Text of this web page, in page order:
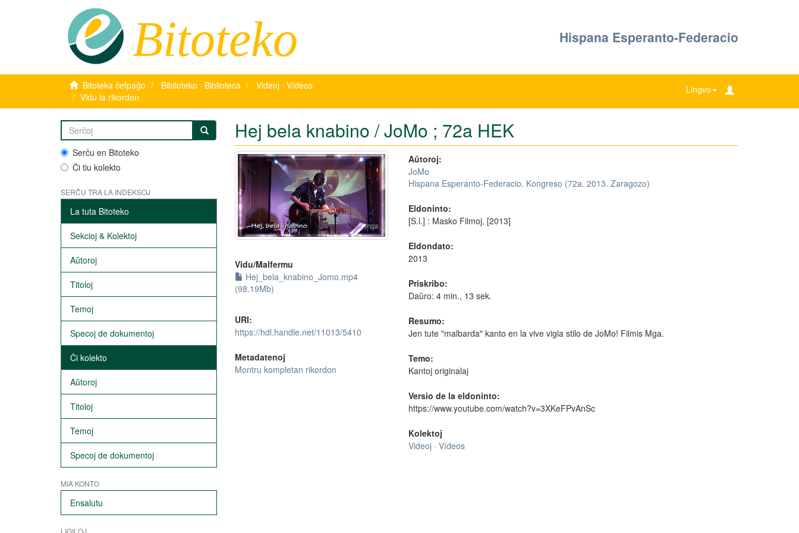
Bitoteko Hispana Esperanto-Federacio
Bitoteka ĉefpaĝo Biblioteko · Biblioteca
Videoj · Vídeos
Vidu la rikordon
Lingvo
Serĉu en Bitoteko
Ĉi tiu kolekto
SERĈU TRA LA INDEKSOJ
La tuta Bitoteko
Sekcioj & Kolektoj
Aŭtoroj
Titoloj
Temoj
Specoj de dokumentoj
Ĉi kolekto
Aŭtoroj
Titoloj
Temoj
Specoj de dokumentoj
MIA KONTO
Ensalutu
LIGILOJ
Hej bela knabino / JoMo ; 72a HEK
Vidu/Malfermu
Hej_bela_knabino_Jomo.mp4
(98.19Mb)
URI:
https://hdl.handle.net/11013/5410
Metadatenoj
Montru kompletan rikordon
Aŭtoroj:
JoMo
Hispana Esperanto-Federacio. Kongreso (72a. 2013. Zaragozo)
Eldoninto:
[S.l.] : Masko Filmoj, [2013]
Eldondato:
2013
Priskribo:
Daŭro: 4 min., 13 sek.
Resumo:
Jen tute "malbarda" kanto en la vive vigla stilo de JoMo! Filmis Mga.
Temo:
Kantoj originalaj
Versio de la eldoninto:
https://www.youtube.com/watch?v=3XKeFPvAnSc
Kolektoj
Videoj · Vídeos